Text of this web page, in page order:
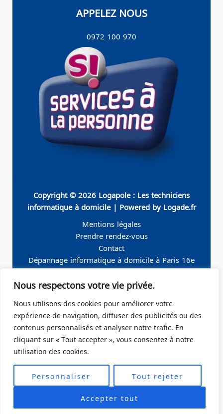
Nous respectons votre vie privée.
Nous utilisons des cookies pour améliorer votre
expérience de navigation, diffuser des publicités ou des
contenus personnalisés et analyser notre trafic. En
cliquant sur « Tout accepter », vous consentez à notre
utilisation des cookies.
Personnaliser Tout rejeter
Accepter tout
APPELEZ NOUS
0972 100 970
Copyright © 2026 Logapole : Les techniciens
informatique à domicile | Powered by Logade.fr
Mentions légales
Prendre rendez-vous
Contact
Dépannage informatique à domicile à Paris 16e
Seine
Perret
Dépannage informatique à domicile à Paris 19e
Dépannage informatique à domicile à Paris 17e
Dépannage informatique à domicile – Boulogne-
Billancourt 92
Dépannage informatique à domicile à Paris Ile de
France